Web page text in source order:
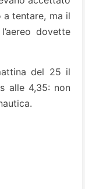
tentare, ma il
dovette
del 25 il
alle 4,35: non